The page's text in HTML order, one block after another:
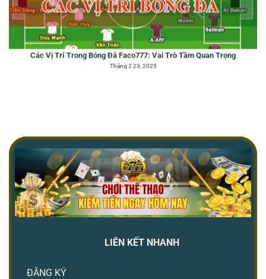
Tháng 2 23, 2025
Cách Đọc Bảng Cá Độ Bóng Đá Với 3 Loại Kèo Cược Chính
Tháng 2 22, 2025
LIÊN KẾT NHANH
ĐĂNG KÝ